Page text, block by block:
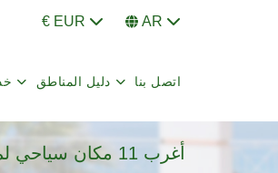
€ EUR AR
دليل المناطق اتصل بنا
أغرب 11 مكان سياحي لم تسمع عنهم في تركيا